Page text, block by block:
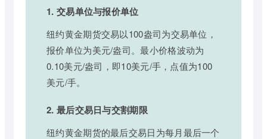
1. 交易单位与报价单位
纽约黄金期货交易以100盎司为交易单位，
报价单位为美元/盎司。最小价格波动为
0.10美元/盎司，即10美元/手，点值为100
美元/手。
2. 最后交易日与交割期限
纽约黄金期货的最后交易日为每月最后一个